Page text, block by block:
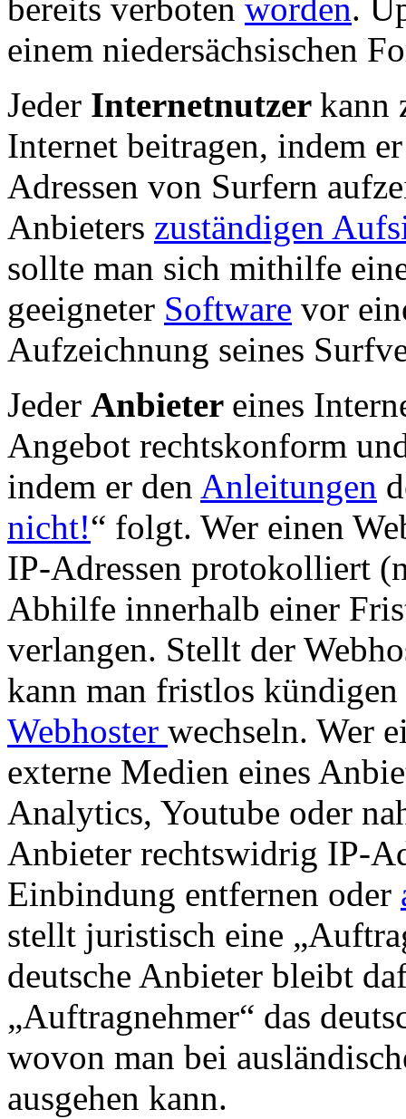
bereits verboten worden.
einem niedersächsischen
Jeder Internetnutzer kann
Internet beitragen, indem
Adressen von Surfern
Anbieters zuständigen
sollte man sich mithilfe
geeigneter Software vor
Aufzeichnung seines
Jeder Anbieter eines
Angebot rechtskonform
indem er den Anleitungen
nicht!“ folgt. Wer einen
IP-Adressen protokolliert
Abhilfe innerhalb einer
verlangen. Stellt der
kann man fristlos
Webhoster wechseln. Wer
externe Medien eines
Analytics, Youtube oder
Anbieter rechtswidrig IP-
Einbindung entfernen oder
stellt juristisch eine
deutsche Anbieter bleibt
„Auftragnehmer“ das
wovon man bei
ausgehen kann.